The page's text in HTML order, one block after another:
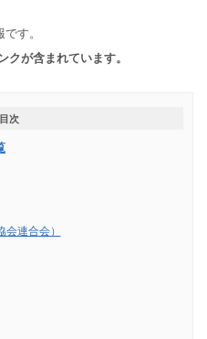
す。
が含まれています。
目次
連合会）